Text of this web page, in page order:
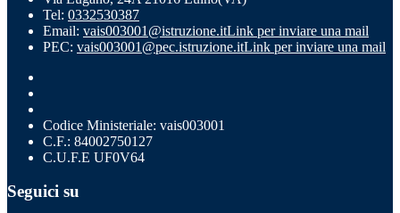
Tel: 0332530387
Email: vais003001@istruzione.itLink per inviare una mail
PEC: vais003001@pec.istruzione.itLink per inviare una mail
Codice Ministeriale: vais003001
C.F.: 84002750127
C.U.F.E UF0V64
Seguici su